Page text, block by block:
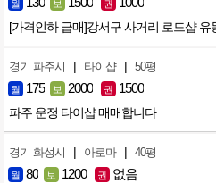
월 보 권
[가격인하 급매]강서구 사거리 로드샵 유
경기 파주시 | 타이샵 | 50평
월 175 보 2000 권 1500
파주 운정 타이샵 매매합니다
경기 화성시 | 아로마 | 40평
월 80 보 1200 권 없음